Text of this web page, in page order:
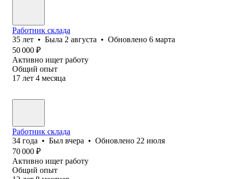
Работник склада
35 лет • Была 2 августа • Обновлено 6 марта
50 000 ₽
Активно ищет работу
Общий опыт
17 лет 4 месяца
Работник склада
34 года • Был вчера • Обновлено 22 июля
70 000 ₽
Активно ищет работу
Общий опыт